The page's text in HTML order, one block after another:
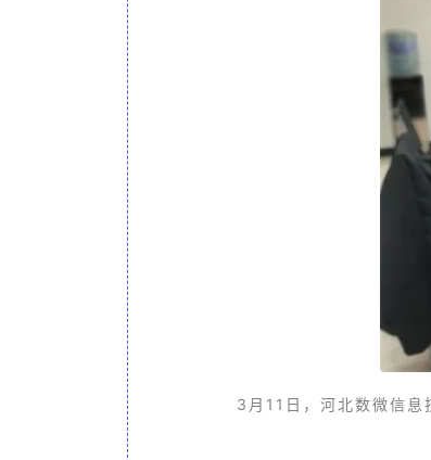
3月11日，河北数微信息技术有